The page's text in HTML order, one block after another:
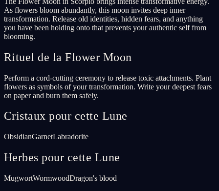
As flowers bloom abundantly, this moon invites deep inner
transformation. Release old identities, hidden fears, and anything
you have been holding onto that prevents your authentic self from
blooming.
Rituel de la Flower Moon
Perform a cord-cutting ceremony to release toxic attachments. Plant
flowers as symbols of your transformation. Write your deepest fears
on paper and burn them safely.
Cristaux pour cette Lune
ObsidianGarnetLabradorite
Herbes pour cette Lune
MugwortWormwoodDragon's blood